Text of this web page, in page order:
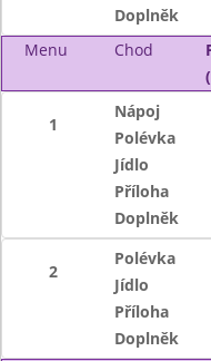
Doplněk
Menu
Chod
1
Nápoj
Polévka
Jídlo
Příloha
Doplněk
2
Polévka
Jídlo
Příloha
Doplněk